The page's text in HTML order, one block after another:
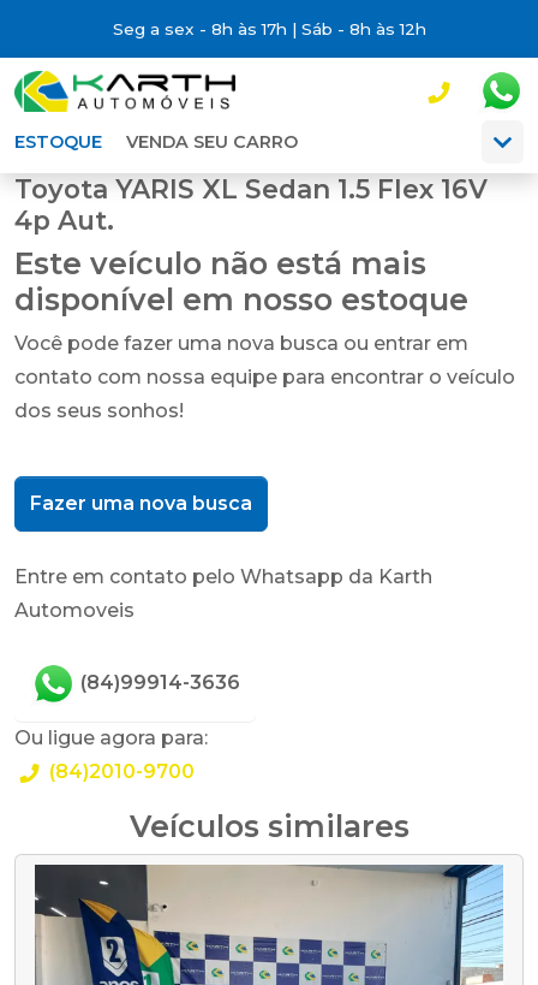
Seg a sex - 8h às 17h | Sáb - 8h às 12h
ESTOQUE VENDA SEU CARRO
Toyota YARIS XL Sedan 1.5 Flex 16V
4p Aut.
Este veículo não está mais
disponível em nosso estoque
Você pode fazer uma nova busca ou entrar em
contato com nossa equipe para encontrar o veículo
dos seus sonhos!
Fazer uma nova busca
Entre em contato pelo Whatsapp da Karth
Automoveis
(84)99914-3636
Ou ligue agora para:
(84)2010-9700
Veículos similares